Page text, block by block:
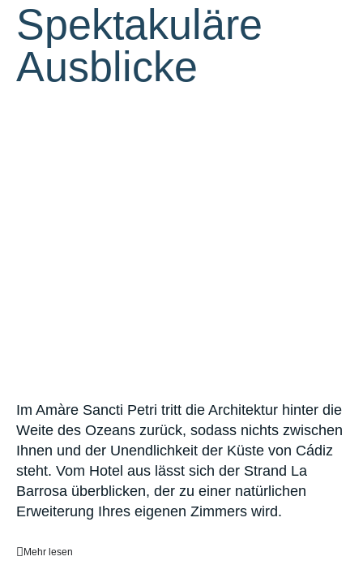
Spektakuläre
Ausblicke
Im Amàre Sancti Petri tritt die Architektur hinter die
Weite des Ozeans zurück, sodass nichts zwischen
Ihnen und der Unendlichkeit der Küste von Cádiz
steht. Vom Hotel aus lässt sich der Strand La
Barrosa überblicken, der zu einer natürlichen
Erweiterung Ihres eigenen Zimmers wird.
Mehr lesen